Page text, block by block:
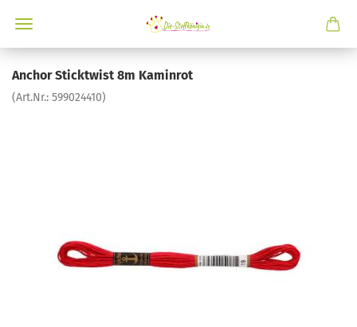
Anchor Sticktwist 8m Kaminrot
(Art.Nr.: 599024410)